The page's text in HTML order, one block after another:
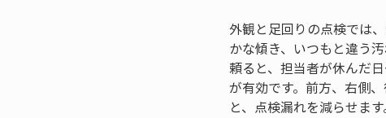
外観と足回りの点検では
かな傾き、いつもと違う
頼ると、担当者が休んだ
が有効です。前方、右側
と、点検漏れを減らせます